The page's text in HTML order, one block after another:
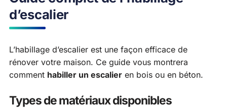
d’escalier
L’habillage d’escalier est une façon efficace de
rénover votre maison. Ce guide vous montrera
comment habiller un escalier en bois ou en béton.
Types de matériaux disponibles